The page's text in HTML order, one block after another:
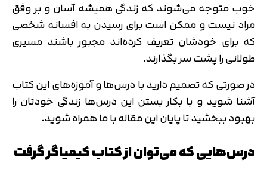
خوب متوجه می‌شوند که زندگی همیشه آسان و بر وفق
مراد نیست و ممکن است برای رسیدن به افسانه شخصی
که برای خودشان تعریف کرده‌اند مجبور باشند مسیری
طولانی را پشت سر بگذارند.
در صورتی که تصمیم دارید با درس‌ها و آموزه‌های این کتاب
آشنا شوید و با بکار بستن این درس‌ها زندگی خودتان را
بهبود ببخشید تا پایان این مقاله با ما همراه شوید.
درس‌هایی که می‌توان از کتاب کیمیاگر گرفت